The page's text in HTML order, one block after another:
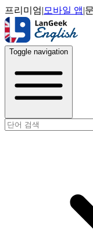
프리미엄| 모바일 앱|
Toggle navigation